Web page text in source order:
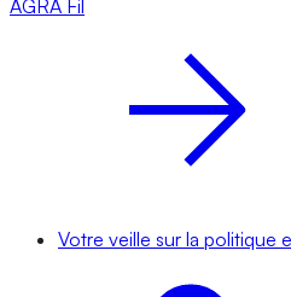
AGRA Fil
Votre veille sur la politique